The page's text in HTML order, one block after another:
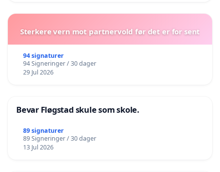
Sterkere vern mot partnervold før det er for sent
94 signaturer
94 Signeringer / 30 dager
29 Jul 2026
Bevar Fløgstad skule som skole.
89 signaturer
89 Signeringer / 30 dager
13 Jul 2026